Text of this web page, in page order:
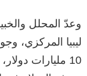
وعدّ المحلل
ليبيا المركزي،
10 مليارات